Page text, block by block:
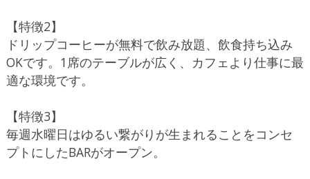
【特徴2】
ドリップコーヒーが無料で飲み放題、飲食持ち込み
OKです。1席のテーブルが広く、カフェより仕事に最
適な環境です。
【特徴3】
毎週水曜日はゆるい繋がりが生まれることをコンセ
プトにしたBARがオープン。